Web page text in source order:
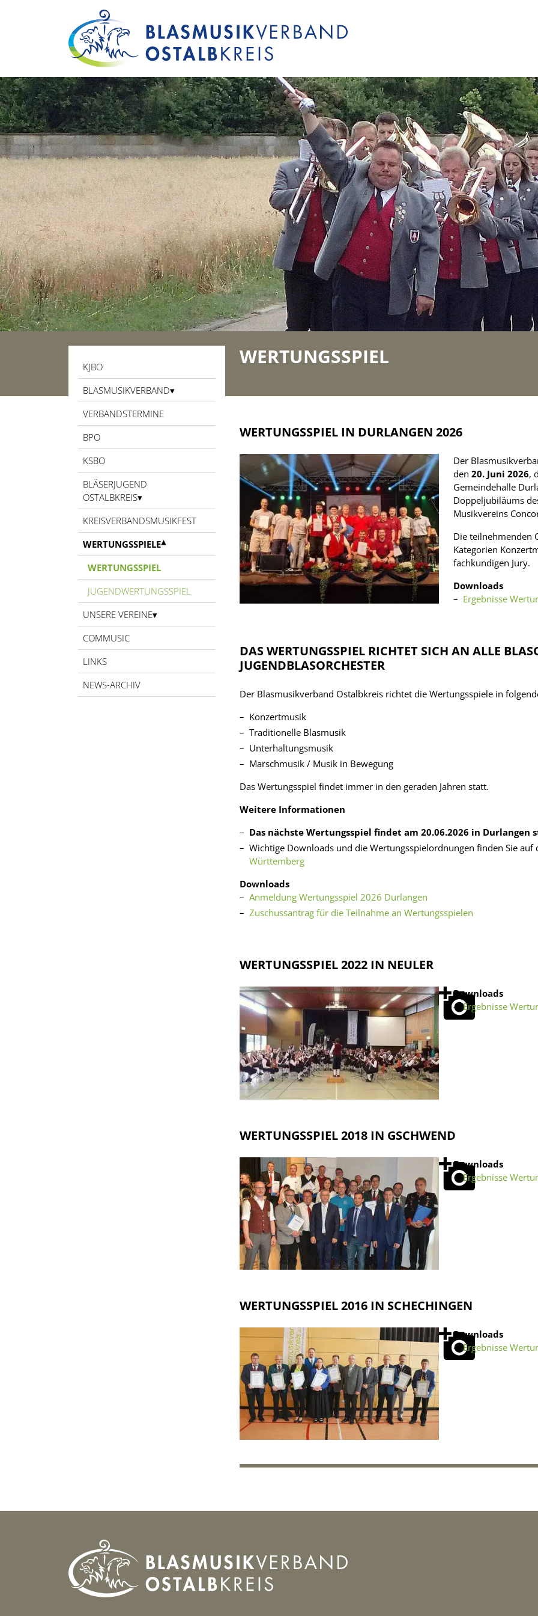
KJBO
BLASMUSIKVERBAND
VERBANDSTERMINE
BPO
KSBO
BLÄSERJUGEND
OSTALBKREIS
KREISVERBANDSMUSIKFEST
WERTUNGSSPIELE
WERTUNGSSPIEL
JUGENDWERTUNGSSPIEL
UNSERE VEREINE
COMMUSIC
LINKS
NEWS-ARCHIV
WERTUNGSSPIEL
WERTUNGSSPIEL IN DURLANGEN 2026
Der
den20. Juni 2026,
Gemeindehalle
Doppeljubiläums
Musikvereins
Die teilnehmenden
Kategorien
fachkundigen Jury.
Downloads
Ergebnisse
DAS WERTUNGSSPIEL RICHTET SICH AN ALLE
JUGENDBLASORCHESTER
Der Blasmusikverband Ostalbkreis richtet die Wertungsspiele in
Konzertmusik
Traditionelle Blasmusik
Unterhaltungsmusik
Marschmusik / Musik in Bewegung
Das Wertungsspiel findet immer in den geraden Jahren statt.
Weitere Informationen
Das nächste Wertungsspiel findet am 20.06.2026 in Durlangen
Wichtige Downloads und die Wertungsspielordnungen finden Sie auf
Württemberg
Downloads
Anmeldung Wertungsspiel 2026 Durlangen
Zuschussantrag für die Teilnahme an Wertungsspielen
WERTUNGSSPIEL 2022 IN NEULER
Downloads
Ergebnisse
WERTUNGSSPIEL 2018 IN GSCHWEND
Downloads
Ergebnisse
WERTUNGSSPIEL 2016 IN SCHECHINGEN
Downloads
Ergebnisse
BPO
KSBO
Bläserjugend
Unsere Vereine
Commusic